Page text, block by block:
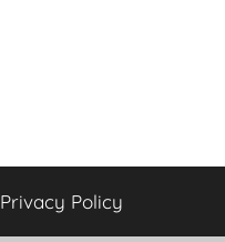
Privacy Policy